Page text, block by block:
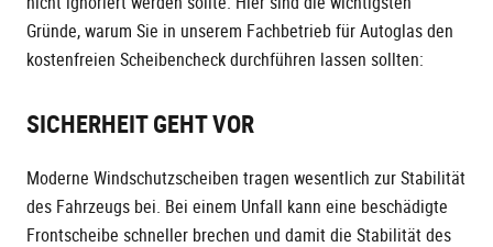
Gründe, warum Sie in unserem Fachbetrieb für Autoglas den
kostenfreien Scheibencheck durchführen lassen sollten:
SICHERHEIT GEHT VOR
Moderne Windschutzscheiben tragen wesentlich zur Stabilität
des Fahrzeugs bei. Bei einem Unfall kann eine beschädigte
Frontscheibe schneller brechen und damit die Stabilität des